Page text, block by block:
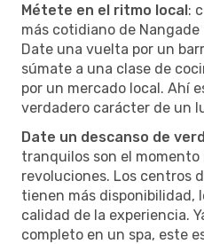
Métete en el ritmo local:
más cotidiano de
Date una vuelta por un
súmate a una clase de
por un mercado local. Ahí
verdadero carácter de un
Date un descanso de
tranquilos son el momento
revoluciones. Los centros
tienen más disponibilidad,
calidad de la experiencia.
completo en un spa, este